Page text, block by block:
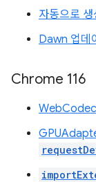
자동으로
Dawn 업데
Chrome 116